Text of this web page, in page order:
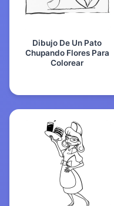
Dibujo De Un Pato
Chupando Flores Para
Colorear